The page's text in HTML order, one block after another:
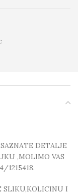
DETALJE
,MOLIMO VAS
1215418.
SLIKU,KOLICINU I